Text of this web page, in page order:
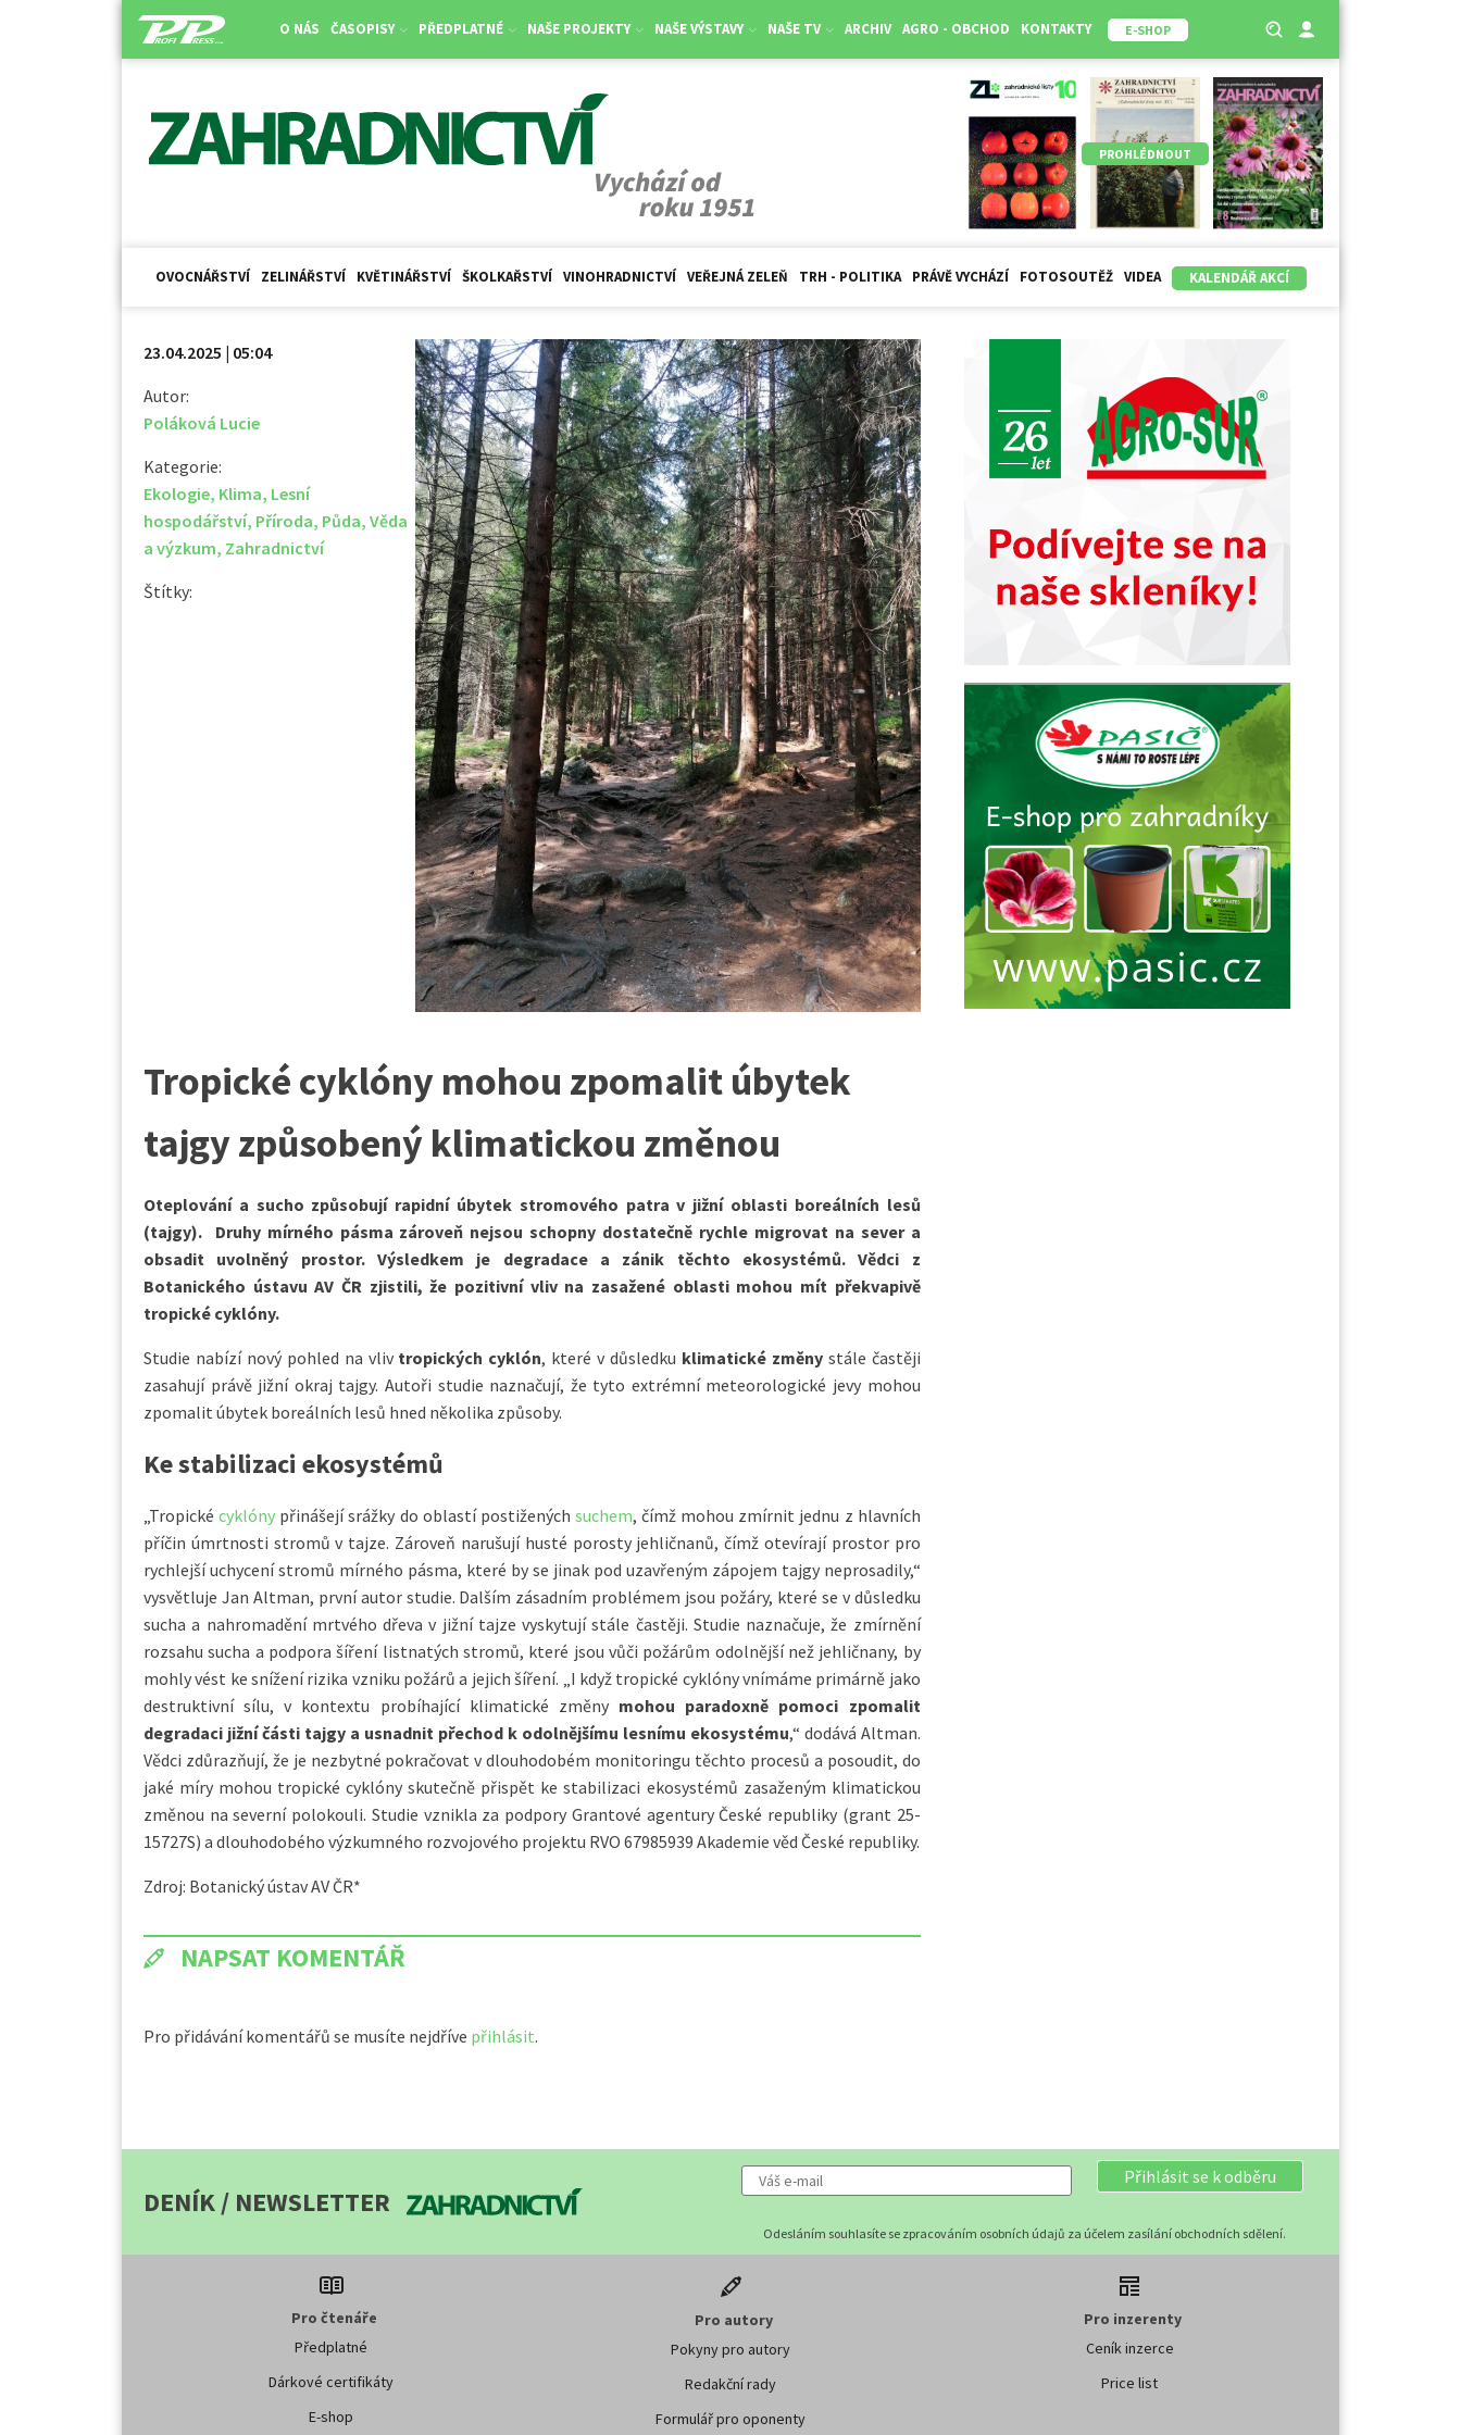
O NÁS ČASOPISY PŘEDPLATNÉ NAŠE PROJEKTY NAŠE VÝSTAVY NAŠE TV ARCHIV AGRO - OBCHOD KONTAKTY E-SHOP
PROHLÉDNOUT
OVOCNÁŘSTVÍ ZELINÁŘSTVÍ KVĚTINÁŘSTVÍ ŠKOLKAŘSTVÍ VINOHRADNICTVÍ VEŘEJNÁ ZELEŇ TRH - POLITIKA PRÁVĚ VYCHÁZÍ FOTOSOUTĚŽ VIDEA KALENDÁŘ AKCÍ
23.04.2025 | 05:04
Autor:
Poláková Lucie
Kategorie:
Ekologie, Klima, Lesní
hospodářství, Příroda, Půda, Věda
a výzkum, Zahradnictví
Štítky:
Tropické cyklóny mohou zpomalit úbytek
tajgy způsobený klimatickou změnou
Oteplování a sucho způsobují rapidní úbytek stromového patra v jižní oblasti boreálních lesů
(tajgy). Druhy mírného pásma zároveň nejsou schopny dostatečně rychle migrovat na sever a
obsadit uvolněný prostor. Výsledkem je degradace a zánik těchto ekosystémů. Vědci z
Botanického ústavu AV ČR zjistili, že pozitivní vliv na zasažené oblasti mohou mít překvapivě
tropické cyklóny.
Studie nabízí nový pohled na vliv tropických cyklón, které v důsledku klimatické změnystále častěji
zasahují právě jižní okraj tajgy. Autoři studie naznačují, že tyto extrémní meteorologické jevy mohou
zpomalit úbytek boreálních lesů hned několika způsoby.
Ke stabilizaci ekosystémů
„Tropickécyklóny přinášejí srážky do oblastí postižených suchem, čímž mohou zmírnit jednu z hlavních
příčin úmrtnosti stromů v tajze. Zároveň narušují husté porosty jehličnanů, čímž otevírají prostor pro
rychlejší uchycení stromů mírného pásma, které by se jinak pod uzavřeným zápojem tajgy neprosadily,“
vysvětluje Jan Altman, první autor studie. Dalším zásadním problémem jsou požáry, které se v důsledku
sucha a nahromadění mrtvého dřeva v jižní tajze vyskytují stále častěji. Studie naznačuje, že zmírnění
rozsahu sucha a podpora šíření listnatých stromů, které jsou vůči požárům odolnější než jehličnany, by
mohly vést ke snížení rizika vzniku požárů a jejich šíření. „I když tropické cyklóny vnímáme primárně jako
destruktivní sílu, v kontextu probíhající klimatické změny mohou paradoxně pomoci zpomalit
degradaci jižní části tajgy a usnadnit přechod k odolnějšímu lesnímu ekosystému,“ dodává Altman.
Vědci zdůrazňují, že je nezbytné pokračovat v dlouhodobém monitoringu těchto procesů a posoudit, do
jaké míry mohou tropické cyklóny skutečně přispět ke stabilizaci ekosystémů zasaženým klimatickou
změnou na severní polokouli. Studie vznikla za podpory Grantové agentury České republiky (grant 25-
15727S) a dlouhodobého výzkumného rozvojového projektu RVO 67985939 Akademie věd České republiky.
Zdroj: Botanický ústav AV ČR*
NAPSAT KOMENTÁŘ
Pro přidávání komentářů se musíte nejdříve přihlásit.
DENÍK / NEWSLETTER
Přihlásit se k odběru
Odesláním souhlasíte se zpracováním osobních údajů za účelem zasílání obchodních sdělení.
Pro čtenáře
Předplatné
Dárkové certifikáty
E-shop
Pro autory
Pokyny pro autory
Redakční rady
Formulář pro oponenty
Pro inzerenty
Ceník inzerce
Price list